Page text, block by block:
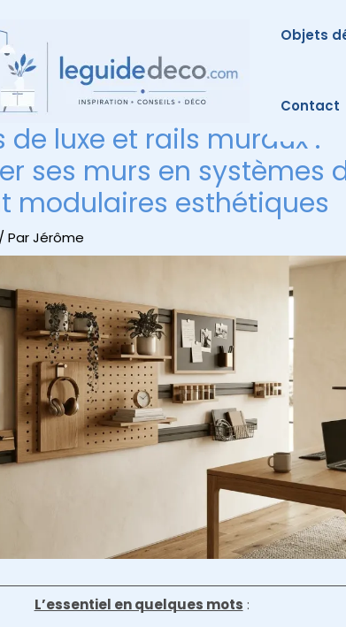
Objets
Contact
de luxe et rails muraux :
ses murs en systèmes
modulaires esthétiques
/ ParJérôme
L’essentiel en quelques mots :